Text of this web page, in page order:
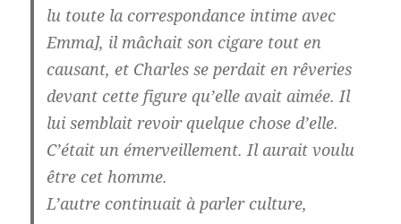
lu toute la correspondance intime avec
Emma], il mâchait son cigare tout en
causant, et Charles se perdait en rêveries
devant cette figure qu’elle avait aimée. Il
lui semblait revoir quelque chose d’elle.
C’était un émerveillement. Il aurait voulu
être cet homme.
L’autre continuait à parler culture,